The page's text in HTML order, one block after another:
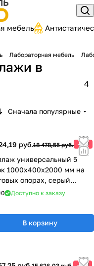
мебель
Лабораторная мебель
в
4
Сначала популярные
руб.18 478,55 руб. -3%
универсальный 5
1000х400х2000 мм на
опорах, серый
77.0371.12.00
0 Доступно к заказу
В корзину